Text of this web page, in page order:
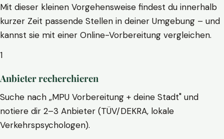
Mit dieser kleinen Vorgehensweise findest du innerhalb
kurzer Zeit passende Stellen in deiner Umgebung – und
kannst sie mit einer Online-Vorbereitung vergleichen.
1
Anbieter recherchieren
Suche nach „MPU Vorbereitung + deine Stadt" und
notiere dir 2–3 Anbieter (TÜV/DEKRA, lokale
Verkehrspsychologen).